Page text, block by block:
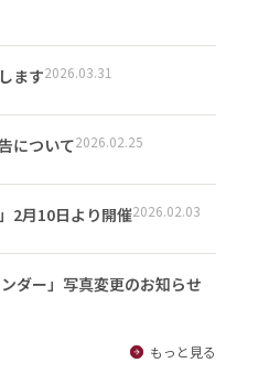
ます2026.03.31
について2026.02.25
2月10日より開催2026.02.03
ダー」写真変更のお知らせ
もっと見る